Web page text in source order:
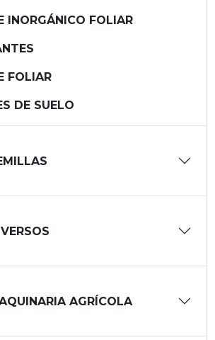
INORGÁNICO FOLIAR
FOLIAR
DE SUELO
AGRÍCOLA